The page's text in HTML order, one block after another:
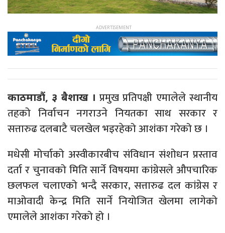
काठमाडौं, ३ बैशाख । प्रमुख प्रतिपक्षी एमालेले स्थानीय
तहको निर्वाचन नगराउने नियतका साथ सरकार र
सत्तारुढ दलबाटै चलखेल भइरहेको आशंका गरेको छ ।
मधेसी मोर्चाको अस्वीकारबीच संविधान संशोधन प्रस्ताव
दर्ता र चुनावको मिति सार्ने विषयमा कांग्रेसले औपचारिक
छलफल चलाएको भन्दै सरकार, सत्तारुढ दल कांग्रेस र
माओवादी केन्द्र मिति सार्ने नियोजित खेलमा लागेको
एमालेले आशंका गरेको हो ।